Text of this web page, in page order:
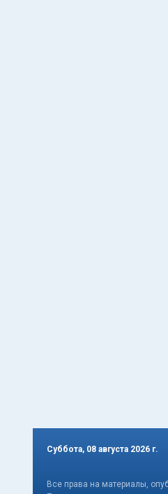
Суббота, 08 августа 2026 г.
Все права на материалы,